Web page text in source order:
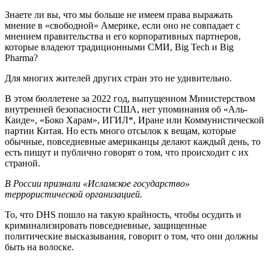
Знаете ли вы, что мы больше не имеем права выражать
мнение в «свободной» Америке, если оно не совпадает с
мнением правительства и его корпоративных партнеров,
которые владеют традиционными СМИ, Big Tech и Big
Pharma?
Для многих жителей других стран это не удивительно.
В этом бюллетене за 2022 год, выпущенном Министерством
внутренней безопасности США, нет упоминания об «Аль-
Каиде», «Боко Харам», ИГИЛ*, Иране или Коммунистической
партии Китая. Но есть много отсылок к вещам, которые
обычные, повседневные американцы делают каждый день, то
есть пишут и публично говорят о том, что происходит с их
страной.
В России признали «Исламское государство»
террористической организацией.
То, что DHS пошло на такую крайность, чтобы осудить и
криминализировать повседневные, защищенные
политические высказывания, говорит о том, что они должны
быть на волоске.